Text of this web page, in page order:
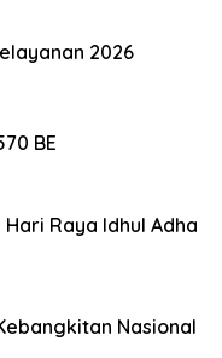
2026
BE
Raya Idhul Adha
Nasional